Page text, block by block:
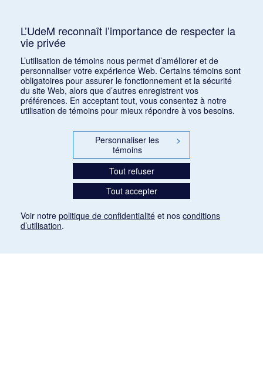
L’UdeM reconnaît l’importance de respecter la
vie privée
L’utilisation de témoins nous permet d’améliorer et de
personnaliser votre expérience Web. Certains témoins sont
obligatoires pour assurer le fonctionnement et la sécurité
du site Web, alors que d’autres enregistrent vos
préférences. En acceptant tout, vous consentez à notre
utilisation de témoins pour mieux répondre à vos besoins.
Personnaliser les
témoins
>
Tout refuser
Tout accepter
Voir notre politique de confidentialité et nos conditions
d’utilisation.